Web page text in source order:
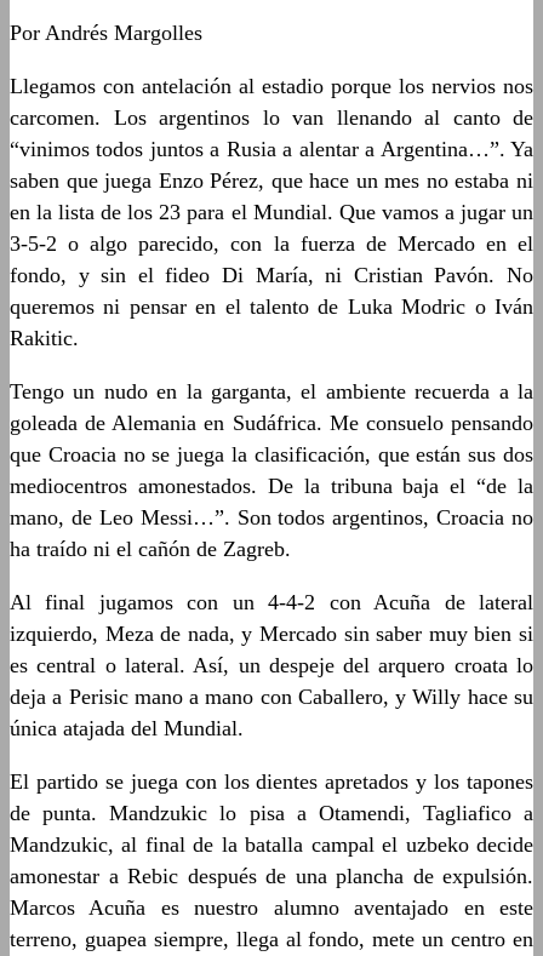
Por Andrés Margolles
Llegamos con antelación al estadio porque los nervios nos
carcomen. Los argentinos lo van llenando al canto de
“vinimos todos juntos a Rusia a alentar a Argentina…”. Ya
saben que juega Enzo Pérez, que hace un mes no estaba ni
en la lista de los 23 para el Mundial. Que vamos a jugar un
3-5-2 o algo parecido, con la fuerza de Mercado en el
fondo, y sin el fideo Di María, ni Cristian Pavón. No
queremos ni pensar en el talento de Luka Modric o Iván
Rakitic.
Tengo un nudo en la garganta, el ambiente recuerda a la
goleada de Alemania en Sudáfrica. Me consuelo pensando
que Croacia no se juega la clasificación, que están sus dos
mediocentros amonestados. De la tribuna baja el “de la
mano, de Leo Messi…”. Son todos argentinos, Croacia no
ha traído ni el cañón de Zagreb.
Al final jugamos con un 4-4-2 con Acuña de lateral
izquierdo, Meza de nada, y Mercado sin saber muy bien si
es central o lateral. Así, un despeje del arquero croata lo
deja a Perisic mano a mano con Caballero, y Willy hace su
única atajada del Mundial.
El partido se juega con los dientes apretados y los tapones
de punta. Mandzukic lo pisa a Otamendi, Tagliafico a
Mandzukic, al final de la batalla campal el uzbeko decide
amonestar a Rebic después de una plancha de expulsión.
Marcos Acuña es nuestro alumno aventajado en este
terreno, guapea siempre, llega al fondo, mete un centro en